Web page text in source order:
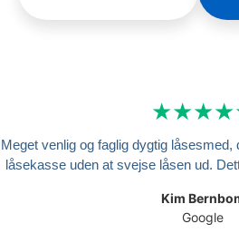
Meget venlig og faglig dygtig
låsekasse uden at svejse låsen ud.
Kim
Google